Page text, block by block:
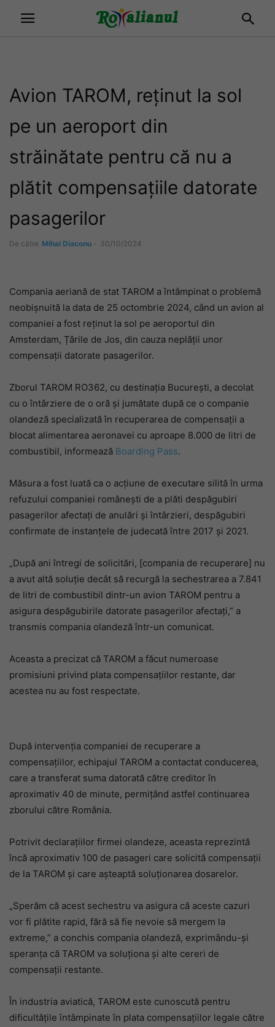
Avion TAROM, reținut la sol
pe un aeroport din
străinătate pentru că nu a
plătit compensațiile datorate
pasagerilor
De către Mihai Diaconu - 30/10/2024
Compania aeriană de stat TAROM a întâmpinat o problemă
neobișnuită la data de 25 octombrie 2024, când un avion al
companiei a fost reținut la sol pe aeroportul din
Amsterdam, Țările de Jos, din cauza neplății unor
compensații datorate pasagerilor.
Zborul TAROM RO362, cu destinația București, a decolat
cu o întârziere de o oră și jumătate după ce o companie
olandeză specializată în recuperarea de compensații a
blocat alimentarea aeronavei cu aproape 8.000 de litri de
combustibil, informează Boarding Pass.
Măsura a fost luată ca o acțiune de executare silită în urma
refuzului companiei românești de a plăti despăgubiri
pasagerilor afectați de anulări și întârzieri, despăgubiri
confirmate de instanțele de judecată între 2017 și 2021.
„După ani întregi de solicitări, [compania de recuperare] nu
a avut altă soluție decât să recurgă la sechestrarea a 7.841
de litri de combustibil dintr-un avion TAROM pentru a
asigura despăgubirile datorate pasagerilor afectați,” a
transmis compania olandeză într-un comunicat.
Aceasta a precizat că TAROM a făcut numeroase
promisiuni privind plata compensațiilor restante, dar
acestea nu au fost respectate.
După intervenția companiei de recuperare a
compensațiilor, echipajul TAROM a contactat conducerea,
care a transferat suma datorată către creditor în
aproximativ 40 de minute, permițând astfel continuarea
zborului către România.
Potrivit declarațiilor firmei olandeze, aceasta reprezintă
încă aproximativ 100 de pasageri care solicită compensații
de la TAROM și care așteaptă soluționarea dosarelor.
„Sperăm că acest sechestru va asigura că aceste cazuri
vor fi plătite rapid, fără să fie nevoie să mergem la
extreme,” a conchis compania olandeză, exprimându-și
speranța că TAROM va soluționa și alte cereri de
compensații restante.
În industria aviatică, TAROM este cunoscută pentru
dificultățile întâmpinate în plata compensațiilor legale către